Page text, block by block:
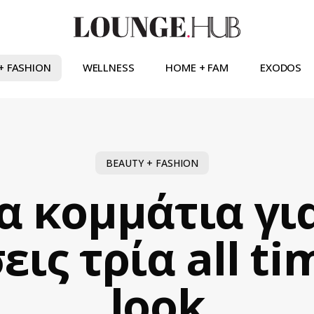
FASHION WELLNESS HOME + FAM EXODOS
BEAUTY + FASHION
κομμάτια
τρία all